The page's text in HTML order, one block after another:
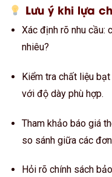
Lưu ý khi lựa
Xác định rõ nhu cầu:
nhiêu?
Kiểm tra chất liệu
với độ dày phù hợp.
Tham khảo báo giá
so sánh giữa các
Hỏi rõ chính sách